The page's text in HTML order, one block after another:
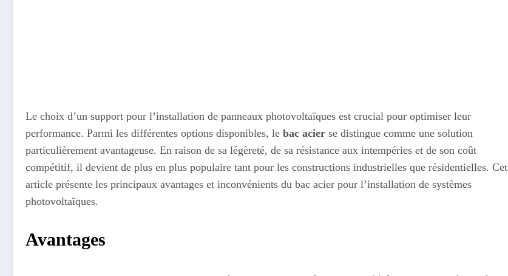
Le choix d’un support pour l’installation de panneaux photovoltaïques est crucial pour optimiser leur
performance. Parmi les différentes options disponibles, le bac acier se distingue comme une solution
particulièrement avantageuse. En raison de sa légèreté, de sa résistance aux intempéries et de son coût
compétitif, il devient de plus en plus populaire tant pour les constructions industrielles que résidentielles. Cet
article présente les principaux avantages et inconvénients du bac acier pour l’installation de systèmes
photovoltaïques.
Avantages